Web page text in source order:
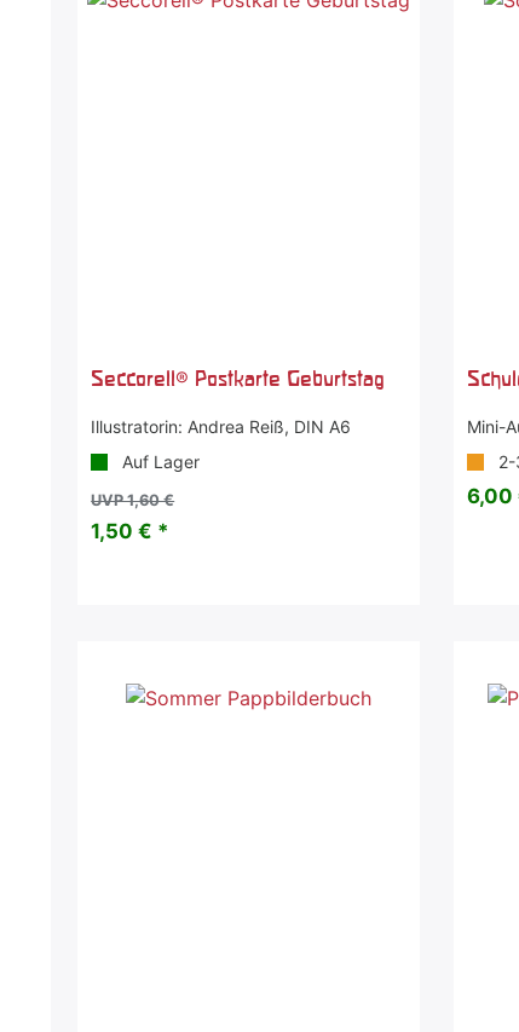
Seccorell® Postkarte Geburtstag
Illustratorin: Andrea Reiß, DIN A6
Auf Lager
UVP 1,60 €
1,50 € *
Mini-
2-
6,00